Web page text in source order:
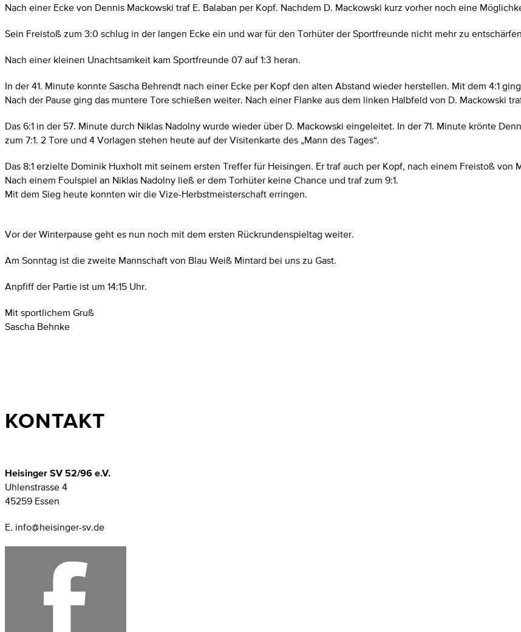
Nach einer Ecke von Dennis Mackowski traf E. Balaban per Kopf. Nachdem D. Mackowski kurz vorher noch eine
Sein Freistoß zum 3:0 schlug in der langen Ecke ein und war für den Torhüter der Sportfreunde nicht mehr zu
Nach einer kleinen Unachtsamkeit kam Sportfreunde 07 auf 1:3 heran.
In der 41. Minute konnte Sascha Behrendt nach einer Ecke per Kopf den alten Abstand wieder herstellen. Mit dem 4:1
Nach der Pause ging das muntere Tore schießen weiter. Nach einer Flanke aus dem linken Halbfeld von D. Mackowski
Das 6:1 in der 57. Minute durch Niklas Nadolny wurde wieder über D. Mackowski eingeleitet. In der 71. Minute krönte
zum 7:1. 2 Tore und 4 Vorlagen stehen heute auf der Visitenkarte des „Mann des Tages“.
Das 8:1 erzielte Dominik Huxholt mit seinem ersten Treffer für Heisingen. Er traf auch per Kopf, nach einem Freistoß von
Nach einem Foulspiel an Niklas Nadolny ließ er dem Torhüter keine Chance und traf zum 9:1.
Mit dem Sieg heute konnten wir die Vize-Herbstmeisterschaft erringen.
Vor der Winterpause geht es nun noch mit dem ersten Rückrundenspieltag weiter.
Am Sonntag ist die zweite Mannschaft von Blau Weiß Mintard bei uns zu Gast.
Anpfiff der Partie ist um 14:15 Uhr.
Mit sportlichem Gruß
Sascha Behnke
KONTAKT
Heisinger SV 52/96 e.V.
Uhlenstrasse 4
45259 Essen
E. info@heisinger-sv.de